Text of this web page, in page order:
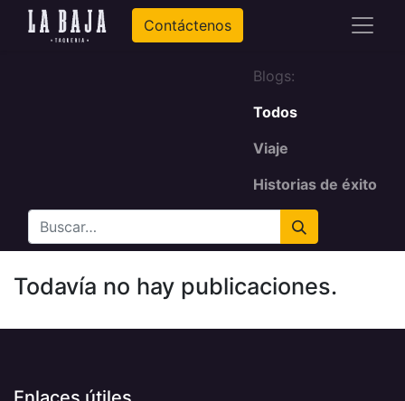
Contáctenos
Blogs:
Todos
Viaje
Historias de éxito
Todavía no hay publicaciones.